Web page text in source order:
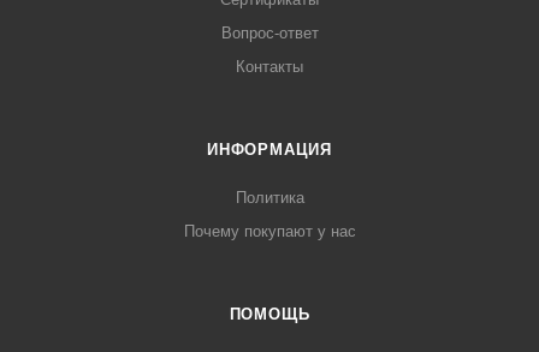
Вопрос-ответ
Контакты
ИНФОРМАЦИЯ
Политика
Почему покупают у нас
ПОМОЩЬ